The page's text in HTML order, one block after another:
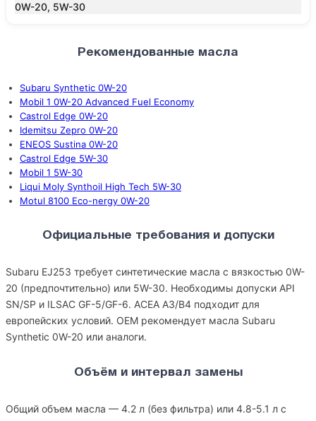
0W-20, 5W-30
Рекомендованные масла
Subaru Synthetic 0W-20
Mobil 1 0W-20 Advanced Fuel Economy
Castrol Edge 0W-20
Idemitsu Zepro 0W-20
ENEOS Sustina 0W-20
Castrol Edge 5W-30
Mobil 1 5W-30
Liqui Moly Synthoil High Tech 5W-30
Motul 8100 Eco-nergy 0W-20
Официальные требования и допуски
Subaru EJ253 требует синтетические масла с вязкостью 0W-
20 (предпочтительно) или 5W-30. Необходимы допуски API
SN/SP и ILSAC GF-5/GF-6. ACEA A3/B4 подходит для
европейских условий. OEM рекомендует масла Subaru
Synthetic 0W-20 или аналоги.
Объём и интервал замены
Общий объем масла — 4.2 л (без фильтра) или 4.8-5.1 л с